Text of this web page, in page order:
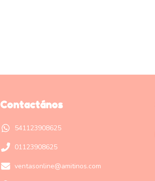
Contactános
541123908625
01123908625
ventasonline@amitinos.com